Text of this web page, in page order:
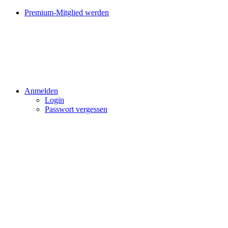
Premium-Mitglied werden
Anmelden
Login
Passwort vergessen